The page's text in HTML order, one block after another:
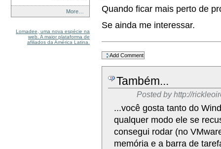
More…
Lomadee, uma nova espécie na
web. A maior plataforma de
afiliados da América Latina.
Quando ficar mais perto de
Se ainda me interessar.
Actions
Também...
Posted by http://
...você gosta tanto do
qualquer modo ele se
consegui rodar (no
memória e a barra de